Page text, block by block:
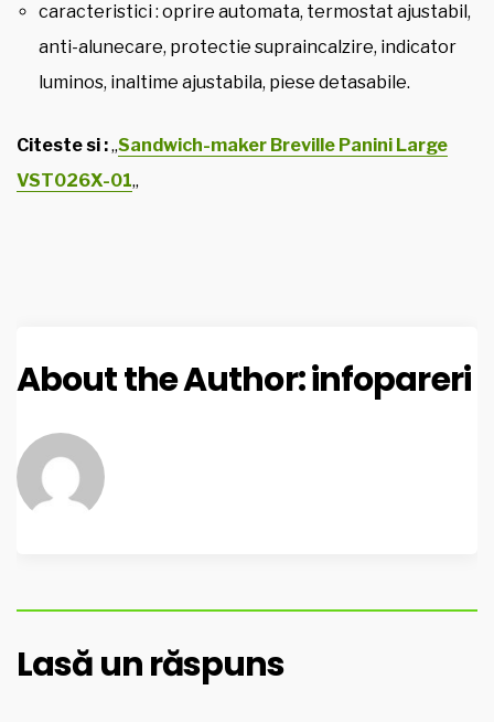
caracteristici : oprire automata, termostat ajustabil,
anti-alunecare, protectie supraincalzire, indicator
luminos, inaltime ajustabila, piese detasabile.
Citeste si :„Sandwich-maker Breville Panini Large
VST026X-01„
About the Author:infopareri
Lasă un răspuns